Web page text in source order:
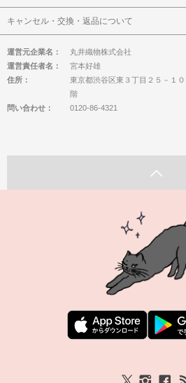
キャンセル・交換・返品について
運営元企業名：
丸井織物株式会社
運営責任者名：
宮本好雄
住所：
東京都渋谷区東３丁目２５－
階
問い合わせ：
0120-86-4321